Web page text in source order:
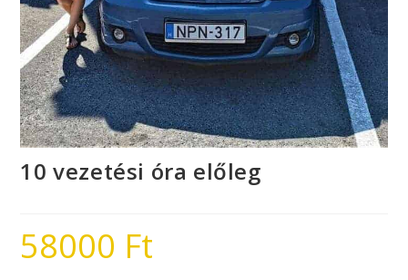
10 vezetési óra előleg
58000 Ft